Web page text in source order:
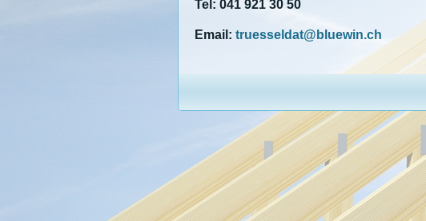
Tel: 041 921 30 50
Email: truesseldat@bluewin.ch